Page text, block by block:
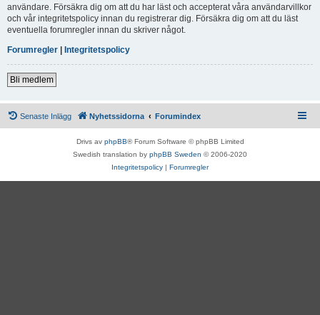
användare. Försäkra dig om att du har läst och accepterat våra användarvillkor
och vår integritetspolicy innan du registrerar dig. Försäkra dig om att du läst
eventuella forumregler innan du skriver något.
Forumregler | Integritetspolicy
Bli medlem
Senaste Inlägg Nyhetssidorna Forumindex
Drivs av phpBB® Forum Software © phpBB Limited
Swedish translation by phpBB Sweden © 2006-2020
Integritetspolicy | Forumregler